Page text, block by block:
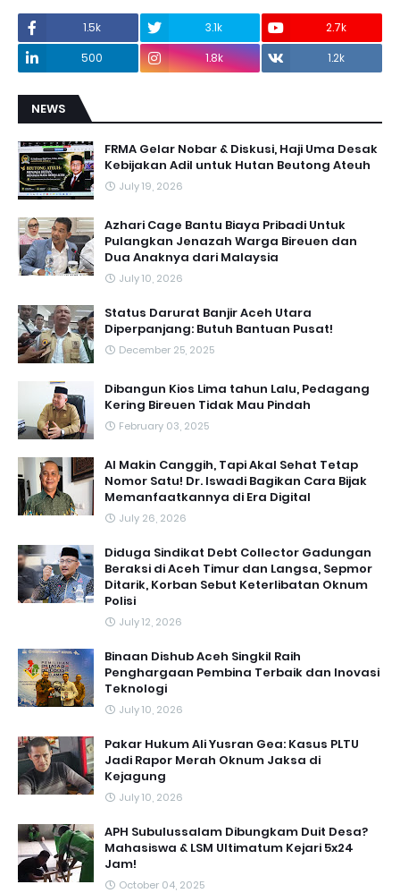
1.5k 3.1k
2.7k
500
1.8k 1.2k
NEWS
FRMA Gelar Nobar & Diskusi, Haji Uma Desak
Kebijakan Adil untuk Hutan Beutong Ateuh
July 19, 2026
Azhari Cage Bantu Biaya Pribadi Untuk
Pulangkan Jenazah Warga Bireuen dan
Dua Anaknya dari Malaysia
July 10, 2026
Status Darurat Banjir Aceh Utara
Diperpanjang: Butuh Bantuan Pusat!
December 25, 2025
Dibangun Kios Lima tahun Lalu, Pedagang
Kering Bireuen Tidak Mau Pindah
February 03, 2025
AI Makin Canggih, Tapi Akal Sehat Tetap
Nomor Satu! Dr. Iswadi Bagikan Cara Bijak
Memanfaatkannya di Era Digital
July 26, 2026
Diduga Sindikat Debt Collector Gadungan
Beraksi di Aceh Timur dan Langsa, Sepmor
Ditarik, Korban Sebut Keterlibatan Oknum
Polisi
July 12, 2026
Binaan Dishub Aceh Singkil Raih
Penghargaan Pembina Terbaik dan Inovasi
Teknologi
July 10, 2026
Pakar Hukum Ali Yusran Gea: Kasus PLTU
Jadi Rapor Merah Oknum Jaksa di
Kejagung
July 10, 2026
APH Subulussalam Dibungkam Duit Desa?
Mahasiswa & LSM Ultimatum Kejari 5x24
Jam!
October 04, 2025